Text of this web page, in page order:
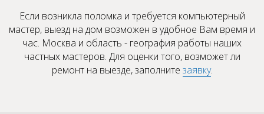
Если возникла поломка и требуется компьютерный
мастер, выезд на дом возможен в удобное Вам время и
час. Москва и область - география работы наших
частных мастеров. Для оценки того, возможет ли
ремонт на выезде, заполните заявку.